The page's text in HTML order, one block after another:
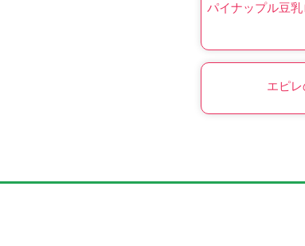
パイナップル豆
エピレ